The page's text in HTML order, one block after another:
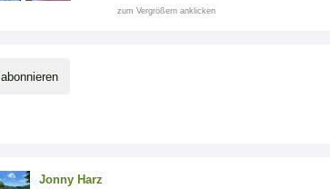
zum Vergrößern anklicken
abonnieren
Jonny Harz